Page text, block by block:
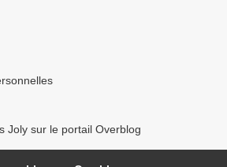
Joly sur le portail Overblog